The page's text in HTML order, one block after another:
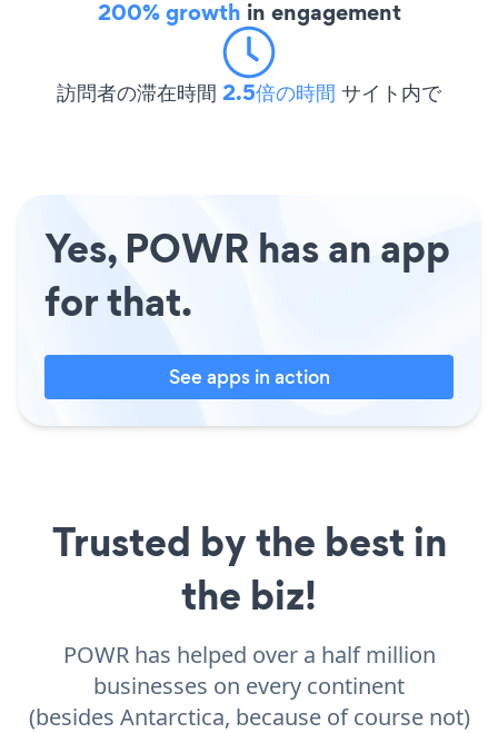
200% growth in engagement
訪問者の滞在時間 2.5倍の時間 サイト内で
Yes, POWR has an app
for that.
See apps in action
Trusted by the best in
the biz!
POWR has helped over a half million
businesses on every continent
(besides Antarctica, because of course not)